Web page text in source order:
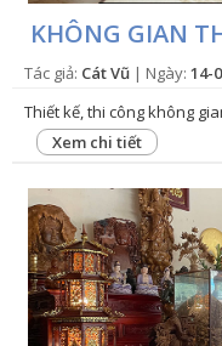
KHÔNG GIAN
Tác giả: Cát Vũ | Ngày: 14-
Thiết kế, thi công không
Xem chi tiết